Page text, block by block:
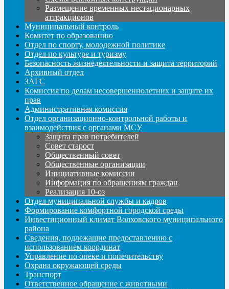
Размещение временных нестационарных
аттракционов
Муниципальный контроль
Комитет по образованию
Отдел по спорту, молодежной политике
Отдел по культуре и туризму
Безопасность жизнедеятельности и защита территорий
Архивный отдел
ЗАГС
Комиссия по делам несовершеннолетних и защите их
прав
Административная комиссия
Отдел организационно-контрольной работы и
взаимодействия с органами МСУ
Защита прав потребителей
Совет старост
Общественный совет
Общественные организации
Инициативные комиссии
Информация по обращениям граждан
Реализация 10-оз
Отдел муниципальной службы и кадров
Формирование комфортной городской среды
Инвестиционный климат Волховского муниципального
района
Сведения, подлежащие предоставлению с
использованием координат
Управление по опеке и попечительству
Охрана окружающей среды
Транспорт
Ответственное обращение с животными